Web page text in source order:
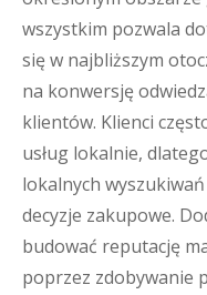
wszystkim pozwala
się w najbliższym
na konwersję
klientów. Klienci
usług lokalnie,
lokalnych
decyzje zakupowe.
budować reputację
poprzez zdobywanie